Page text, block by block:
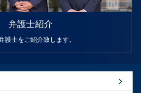
弁護士紹介
護士をご紹介致します。